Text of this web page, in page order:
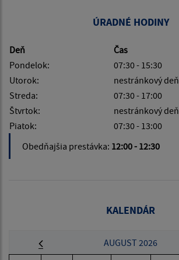
ÚRADNÉ HODINY
Deň
Čas
Pondelok:
07:30 - 15:30
Utorok:
nestránkový deň
Streda:
07:30 - 17:00
Štvrtok:
nestránkový deň
Piatok:
07:30 - 13:00
Obedňajšia prestávka: 12:00 - 12:30
KALENDÁR
AUGUST 2026